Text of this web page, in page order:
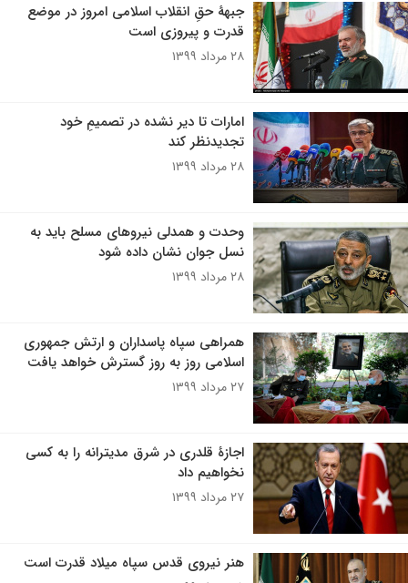
جبهۀ حقِ انقلاب اسلامی امروز در موضع
قدرت و پیروزی است
۲۸ مرداد ۱۳۹۹
امارات تا دیر نشده در تصمیمِ خود
تجدید‌نظر کند
۲۸ مرداد ۱۳۹۹
وحدت و همدلی نیروهای مسلح باید به
نسل جوان نشان داده شود
۲۸ مرداد ۱۳۹۹
همراهی سپاه پاسداران و ارتش جمهوری
اسلامی روز به روز گسترش خواهد یافت
۲۷ مرداد ۱۳۹۹
اجازۀ قلدری در شرق مدیترانه را به کسی
نخواهیم داد
۲۷ مرداد ۱۳۹۹
هنر نیروی قدس سپاه میلاد قدرت است